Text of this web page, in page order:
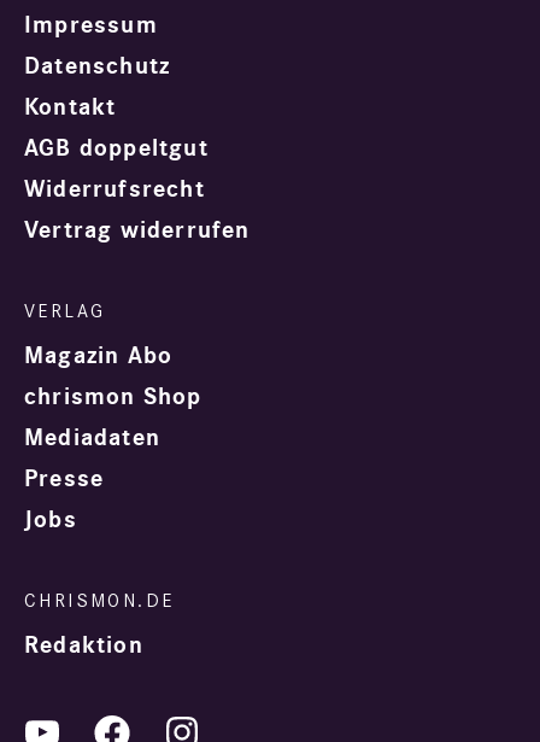
Impressum
Datenschutz
Kontakt
AGB doppeltgut
Widerrufsrecht
Vertrag widerrufen
Magazin Abo
chrismon Shop
Mediadaten
Presse
Jobs
Redaktion